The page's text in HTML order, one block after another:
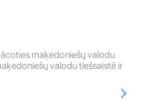
maķedoniešų valodu
valodu tiešsaistē ir